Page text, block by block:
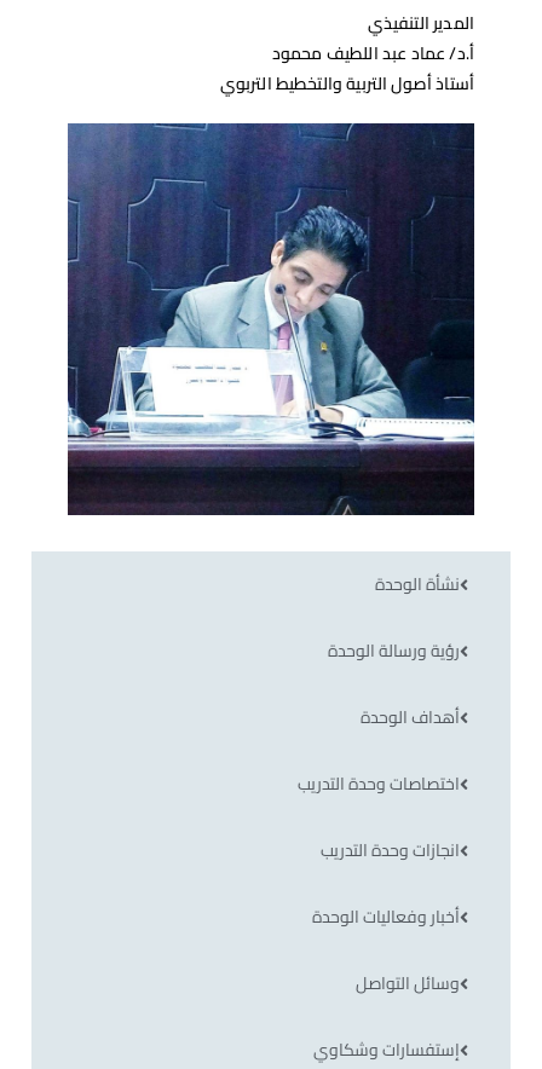
نشأة الوحدة
رؤية ورسالة الوحدة
أهداف الوحدة
اختصاصات وحدة التدريب
انجازات وحدة التدريب
أخبار وفعاليات الوحدة
وسائل التواصل
إستفسارات وشكاوي
المدير التنفيذي
أ.د/ عماد عبد اللطيف محمود
أستاذ أصول التربية والتخطيط التربوي